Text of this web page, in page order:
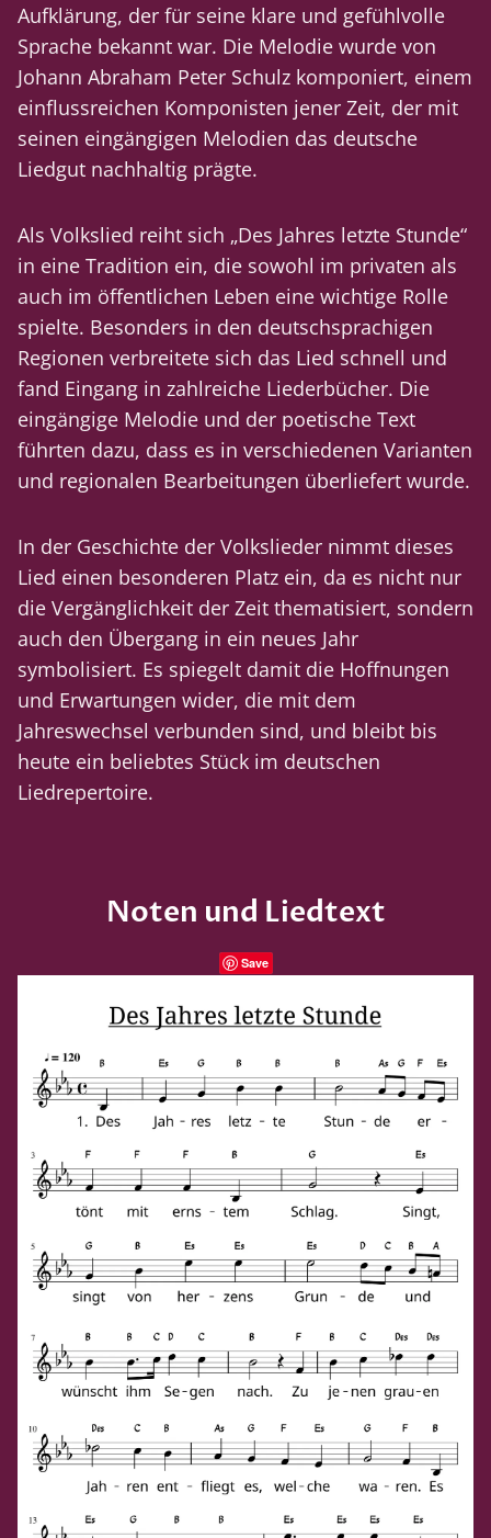
Aufklärung, der für seine klare und gefühlvolle
Sprache bekannt war. Die Melodie wurde von
Johann Abraham Peter Schulz komponiert, einem
einflussreichen Komponisten jener Zeit, der mit
seinen eingängigen Melodien das deutsche
Liedgut nachhaltig prägte.
Als Volkslied reiht sich „Des Jahres letzte Stunde“
in eine Tradition ein, die sowohl im privaten als
auch im öffentlichen Leben eine wichtige Rolle
spielte. Besonders in den deutschsprachigen
Regionen verbreitete sich das Lied schnell und
fand Eingang in zahlreiche Liederbücher. Die
eingängige Melodie und der poetische Text
führten dazu, dass es in verschiedenen Varianten
und regionalen Bearbeitungen überliefert wurde.
In der Geschichte der Volkslieder nimmt dieses
Lied einen besonderen Platz ein, da es nicht nur
die Vergänglichkeit der Zeit thematisiert, sondern
auch den Übergang in ein neues Jahr
symbolisiert. Es spiegelt damit die Hoffnungen
und Erwartungen wider, die mit dem
Jahreswechsel verbunden sind, und bleibt bis
heute ein beliebtes Stück im deutschen
Liedrepertoire.
Noten und Liedtext
Save